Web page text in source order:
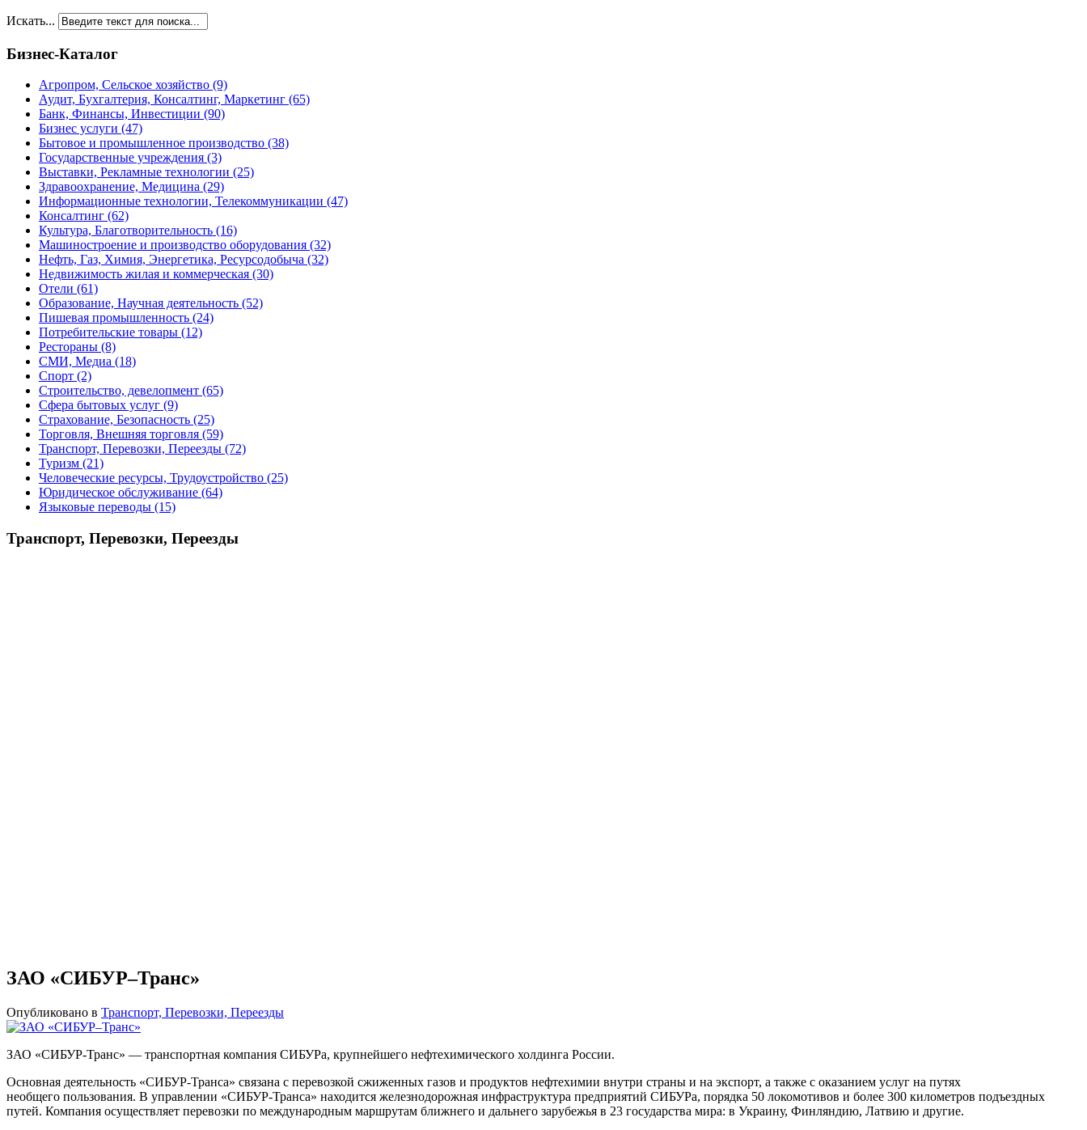
Искать...
Бизнес-Каталог
Агропром, Сельское хозяйство (9)
Аудит, Бухгалтерия, Консалтинг, Маркетинг (65)
Банк, Финансы, Инвестиции (90)
Бизнес услуги (47)
Бытовое и промышленное производство (38)
Государственные учреждения (3)
Выставки, Рекламные технологии (25)
Здравоохранение, Медицина (29)
Информационные технологии, Телекоммуникации (47)
Консалтинг (62)
Культура, Благотворительность (16)
Машиностроение и производство оборудования (32)
Нефть, Газ, Химия, Энергетика, Ресурсодобыча (32)
Недвижимость жилая и коммерческая (30)
Отели (61)
Образование, Научная деятельность (52)
Пишевая промышленность (24)
Потребительские товары (12)
Рестораны (8)
СМИ, Медиа (18)
Спорт (2)
Строительство, девелопмент (65)
Сфера бытовых услуг (9)
Страхование, Безопасность (25)
Торговля, Внешняя торговля (59)
Транспорт, Перевозки, Переезды (72)
Туризм (21)
Человеческие ресурсы, Трудоустройство (25)
Юридическое обслуживание (64)
Языковые переводы (15)
Транспорт, Перевозки, Переезды
ЗАО «СИБУР–Транс»
Опубликовано в Транспорт, Перевозки, Переезды
ЗАО «СИБУР-Транс» — транспортная компания СИБУРа, крупнейшего нефтехимического холдинга России.
Основная деятельность «СИБУР-Транса» связана с перевозкой сжиженных газов и продуктов нефтехимии внутри страны и на экспорт, а также с оказанием услуг на путях
необщего пользования. В управлении «СИБУР-Транса» находится железнодорожная инфраструктура предприятий СИБУРа, порядка 50 локомотивов и более 300 километров подъездных
путей. Компания осуществляет перевозки по международным маршрутам ближнего и дальнего зарубежья в 23 государства мира: в Украину, Финляндию, Латвию и другие.